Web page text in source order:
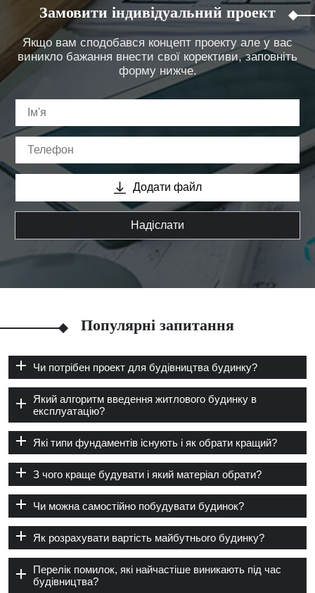
Замовити індивідуальний проект
Якщо вам сподобався концепт проекту але у вас
виникло бажання внести свої корективи, заповніть
форму нижче.
Додати файл
Надіслати
Популярні запитання
Чи потрібен проект для будівництва будинку?
Який алгоритм введення житлового будинку в
експлуатацію?
Які типи фундаментів існують і як обрати кращий?
З чого краще будувати і який матеріал обрати?
Чи можна самостійно побудувати будинок?
Як розрахувати вартість майбутнього будинку?
Перелік помилок, які найчастіше виникають під час
будівництва?